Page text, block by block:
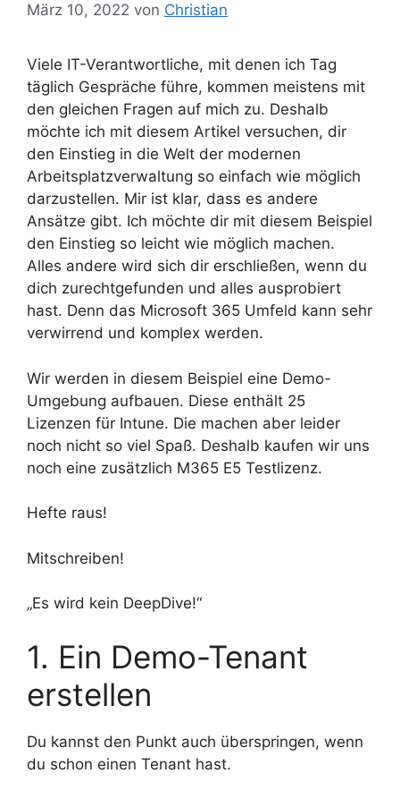
März 10, 2022 von Christian
Viele IT-Verantwortliche, mit denen ich Tag
täglich Gespräche führe, kommen meistens mit
den gleichen Fragen auf mich zu. Deshalb
möchte ich mit diesem Artikel versuchen, dir
den Einstieg in die Welt der modernen
Arbeitsplatzverwaltung so einfach wie möglich
darzustellen. Mir ist klar, dass es andere
Ansätze gibt. Ich möchte dir mit diesem Beispiel
den Einstieg so leicht wie möglich machen.
Alles andere wird sich dir erschließen, wenn du
dich zurechtgefunden und alles ausprobiert
hast. Denn das Microsoft 365 Umfeld kann sehr
verwirrend und komplex werden.
Wir werden in diesem Beispiel eine Demo-
Umgebung aufbauen. Diese enthält 25
Lizenzen für Intune. Die machen aber leider
noch nicht so viel Spaß. Deshalb kaufen wir uns
noch eine zusätzlich M365 E5 Testlizenz.
Hefte raus!
Mitschreiben!
„Es wird kein DeepDive!“
1. Ein Demo-Tenant
erstellen
Du kannst den Punkt auch überspringen, wenn
du schon einen Tenant hast.